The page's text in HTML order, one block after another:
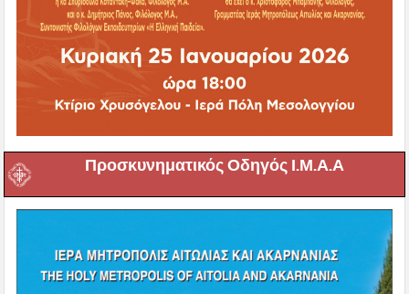
Προσκυνηματικός Οδηγός Ι.Μ.Α.Α